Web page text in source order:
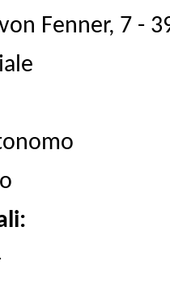
Fenner, 7 -